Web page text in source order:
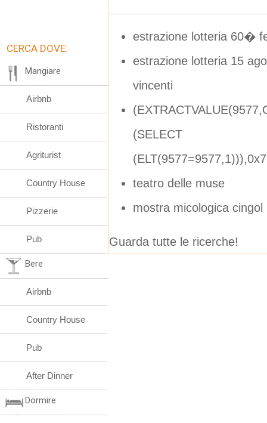
estrazione lotteria 60�
estrazione lotteria 15
vincenti
(SELECT
teatro delle muse
mostra micologica cingol
Guarda tutte le ricerche!
CERCA DOVE:
Mangiare
Airbnb
Ristoranti
Agriturist
Country House
Pizzerie
Pub
Bere
Airbnb
Country House
Pub
After Dinner
Dormire